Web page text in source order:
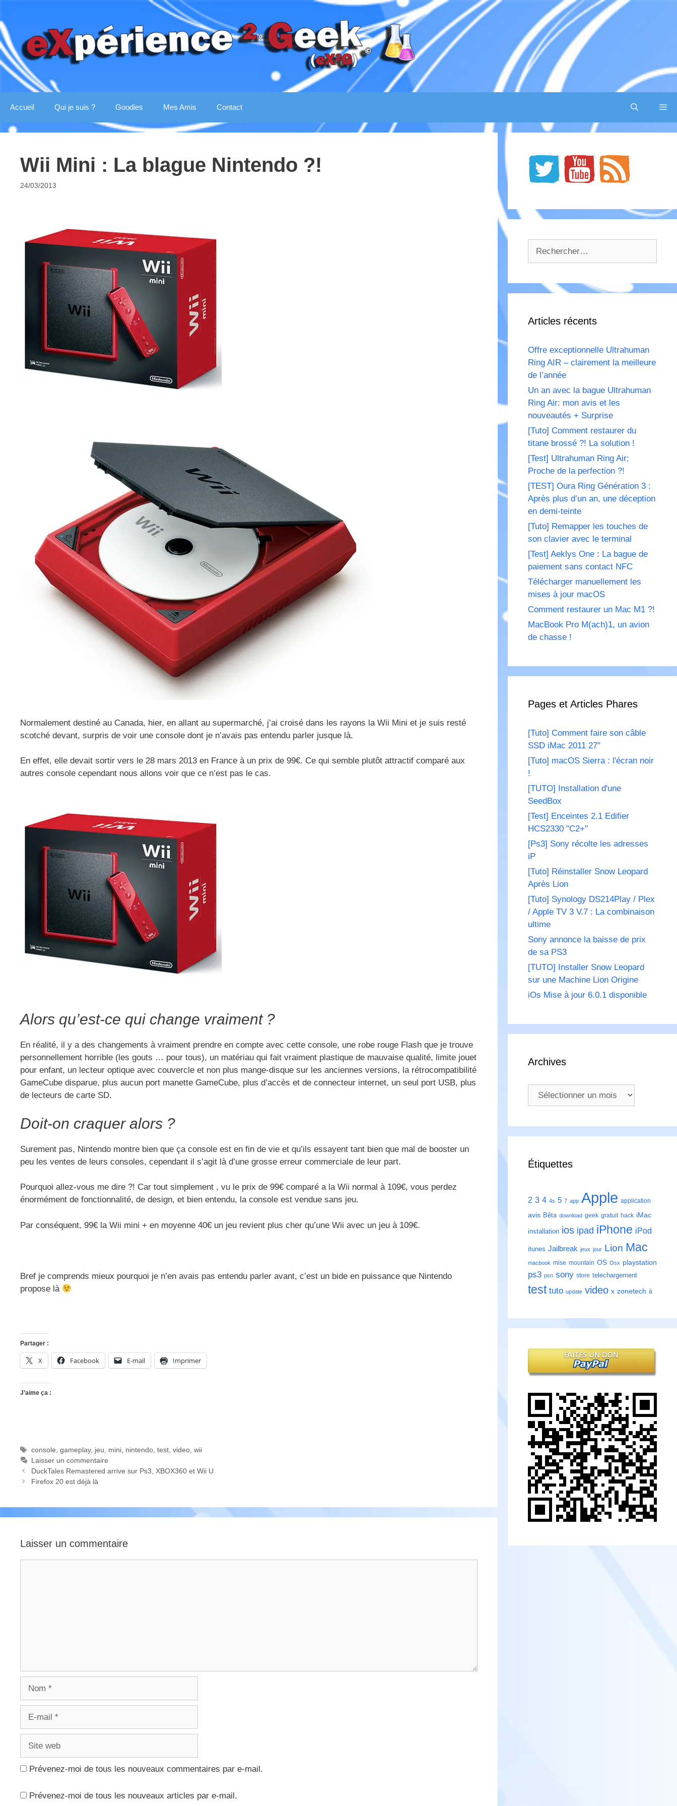
au
contenu
Accueil Qui je suis ? Goodies Mes Amis Contact
Wii Mini : La blague Nintendo ?!
24/03/2013
Normalement destiné au Canada, hier, en allant au supermarché, j’ai croisé dans les rayons la Wii Mini et je suis resté
scotché devant, surpris de voir une console dont je n’avais pas entendu parler jusque là.
En effet, elle devait sortir vers le 28 mars 2013 en France à un prix de 99€. Ce qui semble plutôt attractif comparé aux
autres console cependant nous allons voir que ce n’est pas le cas.
Alors qu’est-ce qui change vraiment ?
En réalité, il y a des changements à vraiment prendre en compte avec cette console, une robe rouge Flash que je trouve
personnellement horrible (les gouts … pour tous), un matériau qui fait vraiment plastique de mauvaise qualité, limite jouet
pour enfant, un lecteur optique avec couvercle et non plus mange-disque sur les anciennes versions, la rétrocompatibilité
GameCube disparue, plus aucun port manette GameCube, plus d’accès et de connecteur internet, un seul port USB, plus
de lecteurs de carte SD.
Doit-on craquer alors ?
Surement pas, Nintendo montre bien que ça console est en fin de vie et qu’ils essayent tant bien que mal de booster un
peu les ventes de leurs consoles, cependant il s’agit là d’une grosse erreur commerciale de leur part.
Pourquoi allez-vous me dire ?! Car tout simplement , vu le prix de 99€ comparé a la Wii normal à 109€, vous perdez
énormément de fonctionnalité, de design, et bien entendu, la console est vendue sans jeu.
Par conséquent, 99€ la Wii mini + en moyenne 40€ un jeu revient plus cher qu’une Wii avec un jeu à 109€.
Bref je comprends mieux pourquoi je n’en avais pas entendu parler avant, c’est un bide en puissance que Nintendo
propose là
Partager :
X Facebook E-mail Imprimer
J’aime ça :
Étiquettes
console gameplay, jeu mini, nintendo, test, video, wii
Laisser un commentaire
DuckTales Remastered arrive sur Ps3, XBOX360 et Wii U
Firefox 20 est déjà là
Laisser un commentaire
Prévenez-moi de tous les nouveaux commentaires par e-mail.
Prévenez-moi de tous les nouveaux articles par e-mail.
Articles récents
Offre exceptionnelle Ultrahuman
Ring AIR – clairement la meilleure
de l’année
Un an avec la bague Ultrahuman
Ring Air: mon avis et les
nouveautés + Surprise
[Tuto] Comment restaurer du
titane brossé ?! La solution !
[Test] Ultrahuman Ring Air:
Proche de la perfection ?!
[TEST] Oura Ring Génération 3 :
Après plus d’un an, une déception
en demi-teinte
[Tuto] Remapper les touches de
son clavier avec le terminal
[Test] Aeklys One : La bague de
paiement sans contact NFC
Télécharger manuellement les
mises à jour macOS
Comment restaurer un Mac M1 ?!
MacBook Pro M(ach)1, un avion
de chasse !
Pages et Articles Phares
[Tuto] Comment faire son câble
SSD iMac 2011 27"
[Tuto] macOS Sierra : l'écran noir
!
[TUTO] Installation d'une
SeedBox
[Test] Enceintes 2.1 Edifier
HCS2330 "C2+"
[Ps3] Sony récolte les adresses
iP
[Tuto] Réinstaller Snow Leopard
Après Lion
[Tuto] Synology DS214Play / Plex
/ Apple TV 3 V.7 : La combinaison
ultime
Sony annonce la baisse de prix
de sa PS3
[TUTO] Installer Snow Leopard
sur une Machine Lion Origine
iOs Mise à jour 6.0.1 disponible
Archives
Archives
Étiquettes
2 3 4 4s 5 7 app Apple application
avis Bêta download geek gratuit hack iMac
installation ios ipad iPhone iPod
itunes Jailbreak jeux jour Lion Mac
macbook mise mountain OS Osx playstation
ps3 psn sony store telechargement
test tuto update video x zonetech à